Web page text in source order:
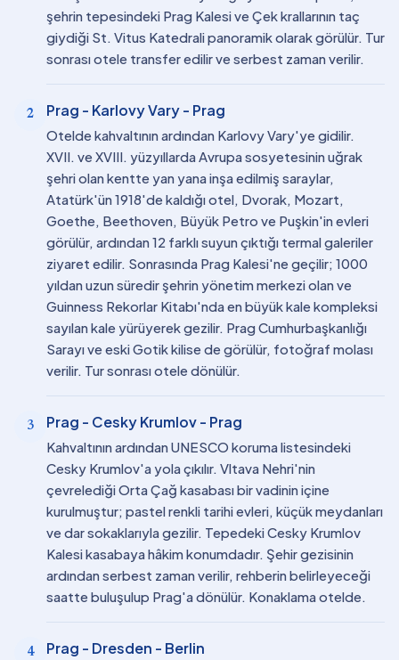
şehrin tepesindeki Prag Kalesi ve Çek krallarının taç
giydiği St. Vitus Katedrali panoramik olarak görülür. Tur
sonrası otele transfer edilir ve serbest zaman verilir.
2 Prag - Karlovy Vary - Prag
Otelde kahvaltının ardından Karlovy Vary'ye gidilir.
XVII. ve XVIII. yüzyıllarda Avrupa sosyetesinin uğrak
şehri olan kentte yan yana inşa edilmiş saraylar,
Atatürk'ün 1918'de kaldığı otel, Dvorak, Mozart,
Goethe, Beethoven, Büyük Petro ve Puşkin'in evleri
görülür, ardından 12 farklı suyun çıktığı termal galeriler
ziyaret edilir. Sonrasında Prag Kalesi'ne geçilir; 1000
yıldan uzun süredir şehrin yönetim merkezi olan ve
Guinness Rekorlar Kitabı'nda en büyük kale kompleksi
sayılan kale yürüyerek gezilir. Prag Cumhurbaşkanlığı
Sarayı ve eski Gotik kilise de görülür, fotoğraf molası
verilir. Tur sonrası otele dönülür.
3 Prag - Cesky Krumlov - Prag
Kahvaltının ardından UNESCO koruma listesindeki
Cesky Krumlov'a yola çıkılır. Vltava Nehri'nin
çevrelediği Orta Çağ kasabası bir vadinin içine
kurulmuştur; pastel renkli tarihi evleri, küçük meydanları
ve dar sokaklarıyla gezilir. Tepedeki Cesky Krumlov
Kalesi kasabaya hâkim konumdadır. Şehir gezisinin
ardından serbest zaman verilir, rehberin belirleyeceği
saatte buluşulup Prag'a dönülür. Konaklama otelde.
4 Prag - Dresden - Berlin